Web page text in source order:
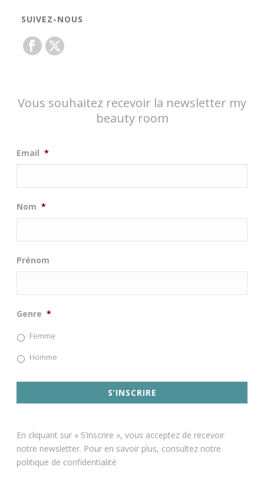
SUIVEZ-NOUS
Vous souhaitez recevoir la newsletter my
beauty room
Email *
Nom *
Prénom
Genre *
Femme
Homme
En cliquant sur « S’inscrire », vous acceptez de recevoir
notre newsletter. Pour en savoir plus, consultez notre
politique de confidentialité